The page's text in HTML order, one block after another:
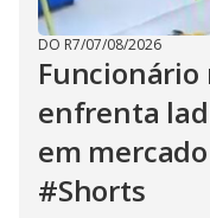
DO R7/07/08/2026
Funcionário
enfrenta
em
#Shorts